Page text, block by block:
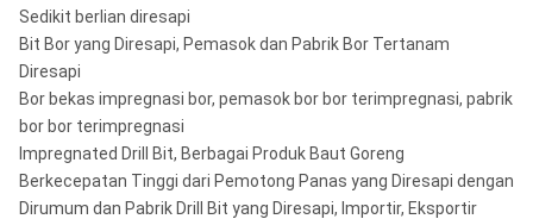
Seri TB Metric Core
Bits:
TB86, TB101
Seri T6 Metric Core
131, T6-146
T6S Series Metric
Core Bits:
T6S-76, T6S-86, T6S-101, T6S-116,
T6S-131, T6S-146
Sedikit berlian diresapi
Bit Bor yang Diresapi, Pemasok dan Pabrik Bor Tertanam
Diresapi
Bor bekas impregnasi bor, pemasok bor bor terimpregnasi, pabrik
bor bor terimpregnasi
Impregnated Drill Bit, Berbagai Produk Baut Goreng
Berkecepatan Tinggi dari Pemotong Panas yang Diresapi dengan
Dirumum dan Pabrik Drill Bit yang Diresapi, Importir, Eksportir